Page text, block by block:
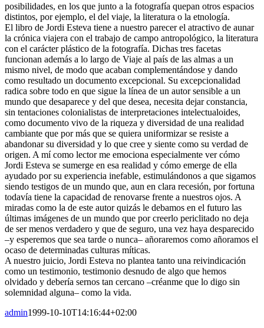
posibilidades, en los que junto a la fotografía quepan otros espacios
distintos, por ejemplo, el del viaje, la literatura o la etnología.
El libro de Jordi Esteva tiene a nuestro parecer el atractivo de aunar
la crónica viajera con el trabajo de campo antropológico, la literatura
con el carácter plástico de la fotografía. Dichas tres facetas
funcionan además a lo largo de Viaje al país de las almas a un
mismo nivel, de modo que acaban complementándose y dando
como resultado un documento excepcional. Su excepcionalidad
radica sobre todo en que sigue la línea de un autor sensible a un
mundo que desaparece y del que desea, necesita dejar constancia,
sin tentaciones colonialistas de interpretaciones intelectualoides,
como documento vivo de la riqueza y diversidad de una realidad
cambiante que por más que se quiera uniformizar se resiste a
abandonar su diversidad y lo que cree y siente como su verdad de
origen. A mí como lector me emociona especialmente ver cómo
Jordi Esteva se sumerge en esa realidad y cómo emerge de ella
ayudado por su experiencia inefable, estimulándonos a que sigamos
siendo testigos de un mundo que, aun en clara recesión, por fortuna
todavía tiene la capacidad de renovarse frente a nuestros ojos. A
miradas como la de este autor quizás le debamos en el futuro las
últimas imágenes de un mundo que por creerlo periclitado no deja
de ser menos verdadero y que de seguro, una vez haya desparecido
­–y esperemos que sea tarde o nunca– añoraremos como añoramos el
ocaso de determinadas culturas míticas.
A nuestro juicio, Jordi Esteva no plantea tanto una reivindicación
como un testimonio, testimonio desnudo de algo que hemos
olvidado y debería sernos tan cercano –créanme que lo digo sin
solemnidad alguna– como la vida.
admin1999-10-10T14:16:44+02:00